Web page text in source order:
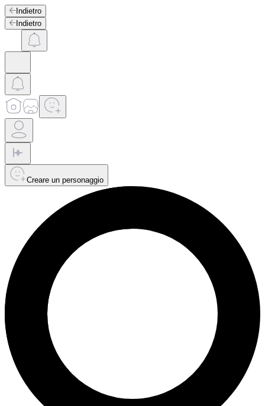
Indietro
Indietro
Creare un personaggio